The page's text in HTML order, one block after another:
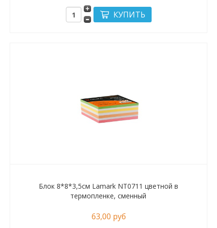
Блок 8*8*3,5см Lamark NT0711 цветной в
термопленке, сменный
63,00 руб